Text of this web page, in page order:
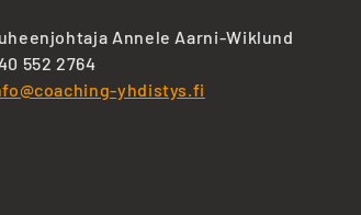
Annele Aarni-Wiklund
552 2764
yhdistys.fi